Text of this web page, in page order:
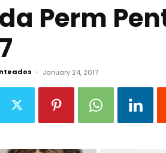
Perm
- January 24, 2017